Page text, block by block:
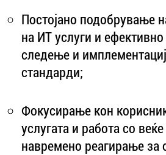
Постојано подобрување
на ИТ услуги и
следење и
стандарди;
Фокусирање кон
услугата и работа со
навремено реагирање